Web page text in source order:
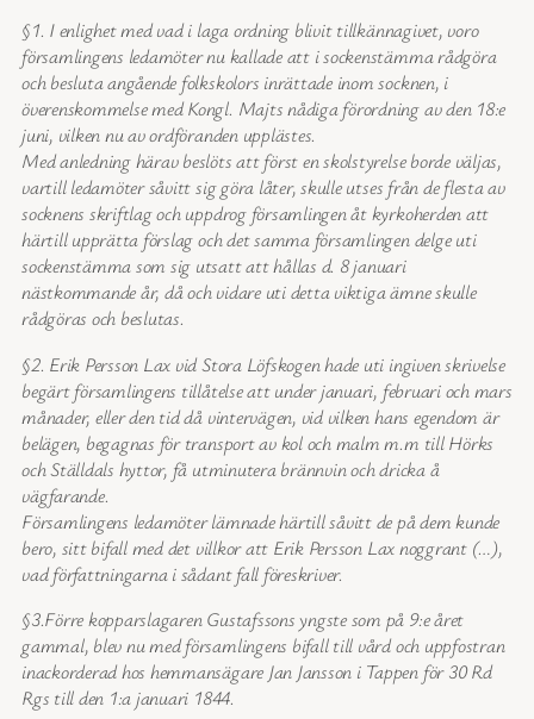
§1. I enlighet med vad i laga ordning blivit tillkännagivet, voro
församlingens ledamöter nu kallade att i sockenstämma rådgöra
och besluta angående folkskolors inrättade inom socknen, i
överenskommelse med Kongl. Majts nådiga förordning av den 18:e
juni, vilken nu av ordföranden upplästes.
Med anledning härav beslöts att först en skolstyrelse borde väljas,
vartill ledamöter såvitt sig göra låter, skulle utses från de flesta av
socknens skriftlag och uppdrog församlingen åt kyrkoherden att
härtill upprätta förslag och det samma församlingen delge uti
sockenstämma som sig utsatt att hållas d. 8 januari
nästkommande år, då och vidare uti detta viktiga ämne skulle
rådgöras och beslutas.
§2. Erik Persson Lax vid Stora Löfskogen hade uti ingiven skrivelse
begärt församlingens tillåtelse att under januari, februari och mars
månader, eller den tid då vintervägen, vid vilken hans egendom är
belägen, begagnas för transport av kol och malm m.m till Hörks
och Ställdals hyttor, få utminutera brännvin och dricka å
vägfarande.
Församlingens ledamöter lämnade härtill såvitt de på dem kunde
bero, sitt bifall med det villkor att Erik Persson Lax noggrant (…),
vad författningarna i sådant fall föreskriver.
§3.Förre kopparslagaren Gustafssons yngste som på 9:e året
gammal, blev nu med församlingens bifall till vård och uppfostran
inackorderad hos hemmansägare Jan Jansson i Tappen för 30 Rd
Rgs till den 1:a januari 1844.